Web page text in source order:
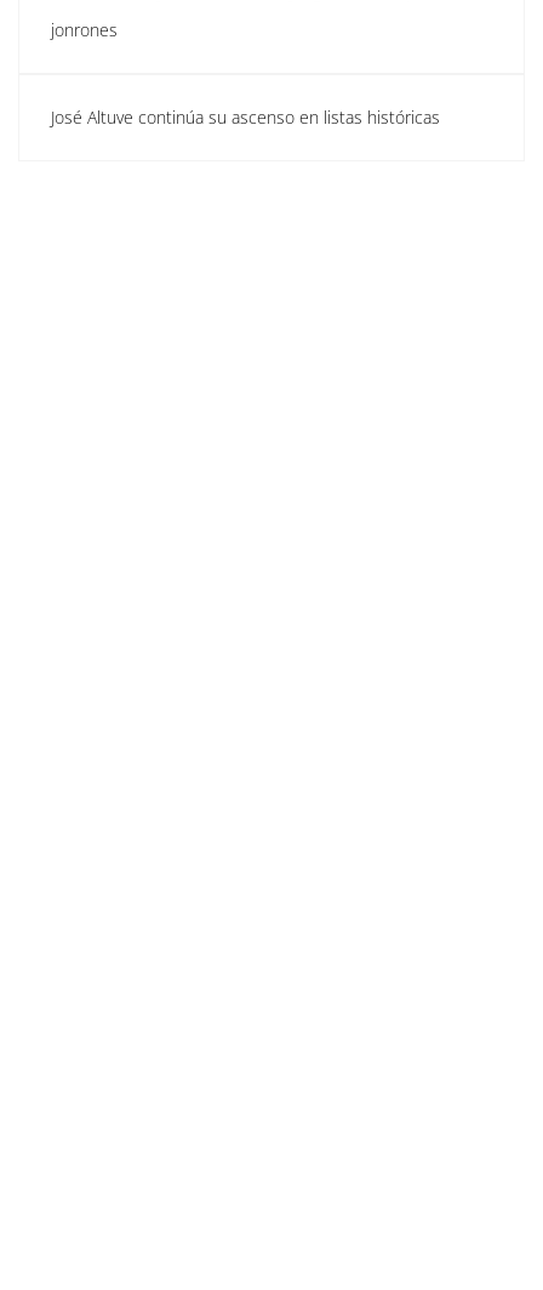
jonrones
José Altuve continúa su ascenso en listas históricas